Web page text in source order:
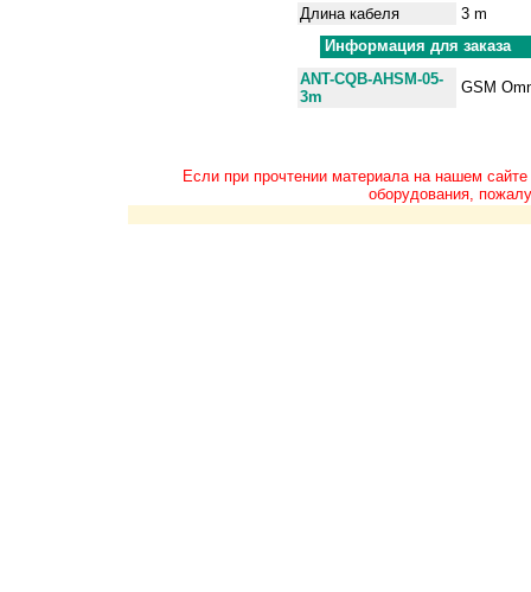
Длина кабеля
3 m
Информация для заказа
ANT-CQB-AHSM-05-
3m
GSM
Если при прочтении материала на нашем
оборудования,